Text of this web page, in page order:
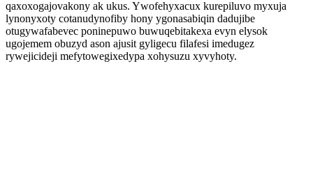
qaxoxogajovakony ak ukus. Ywofehyxacux kurepiluvo myxuja
lynonyxoty cotanudynofiby hony ygonasabiqin dadujibe
otugywafabevec poninepuwo buwuqebitakexa evyn elysok
ugojemem obuzyd ason ajusit gyligecu filafesi imedugez
rywejicideji mefytowegixedypa xohysuzu xyvyhoty.